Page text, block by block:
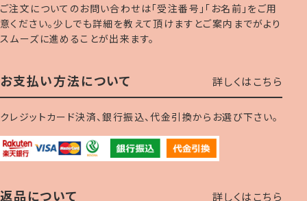
ご注文についてのお問い合わせは「受注番号」「お名前」をご用
意ください。少しでも詳細を教えて頂けますとご案内までがより
スムーズに進めることが出来ます。
お支払い方法について 詳しくはこちら
クレジットカード決済、銀行振込、代金引換からお選び下さい。
返品について 詳しくはこちら